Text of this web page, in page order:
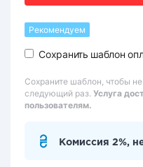
Рекомендуем
Сохранить шаблон
Сохраните шаблон, чтобы
следующий раз. Услуга
пользователям.
Комиссия 2%,